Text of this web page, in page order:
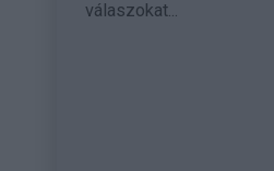
válaszokat...